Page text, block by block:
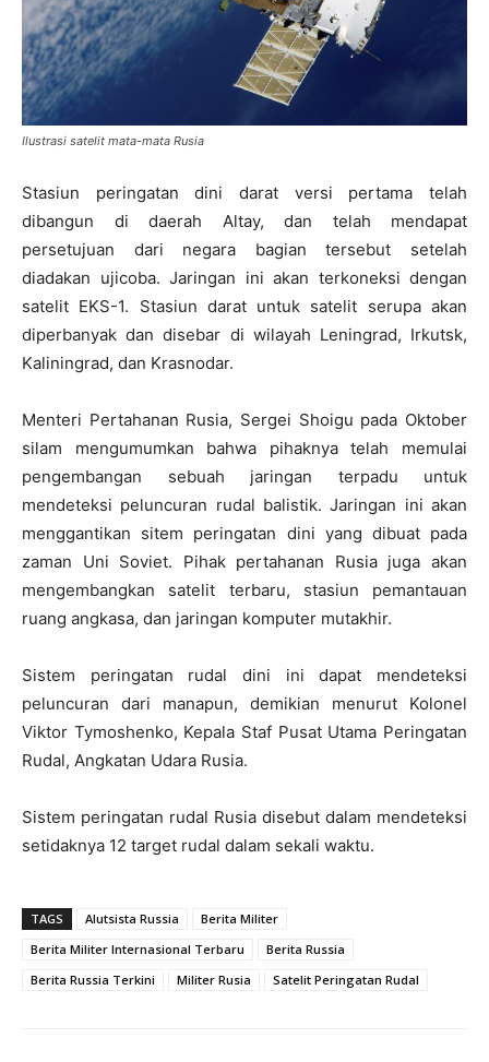
Ilustrasi satelit mata-mata Rusia
Stasiun peringatan dini darat versi pertama telah
dibangun di daerah Altay, dan telah mendapat
persetujuan dari negara bagian tersebut setelah
diadakan ujicoba. Jaringan ini akan terkoneksi dengan
satelit EKS-1. Stasiun darat untuk satelit serupa akan
diperbanyak dan disebar di wilayah Leningrad, Irkutsk,
Kaliningrad, dan Krasnodar.
Menteri Pertahanan Rusia, Sergei Shoigu pada Oktober
silam mengumumkan bahwa pihaknya telah memulai
pengembangan sebuah jaringan terpadu untuk
mendeteksi peluncuran rudal balistik. Jaringan ini akan
menggantikan sitem peringatan dini yang dibuat pada
zaman Uni Soviet. Pihak pertahanan Rusia juga akan
mengembangkan satelit terbaru, stasiun pemantauan
ruang angkasa, dan jaringan komputer mutakhir.
Sistem peringatan rudal dini ini dapat mendeteksi
peluncuran dari manapun, demikian menurut Kolonel
Viktor Tymoshenko, Kepala Staf Pusat Utama Peringatan
Rudal, Angkatan Udara Rusia.
Sistem peringatan rudal Rusia disebut dalam mendeteksi
setidaknya 12 target rudal dalam sekali waktu.
TAGS Alutsista Russia
Berita Militer
Berita Militer Internasional Terbaru
Berita Russia
Berita Russia Terkini
Militer Rusia Satelit Peringatan Rudal